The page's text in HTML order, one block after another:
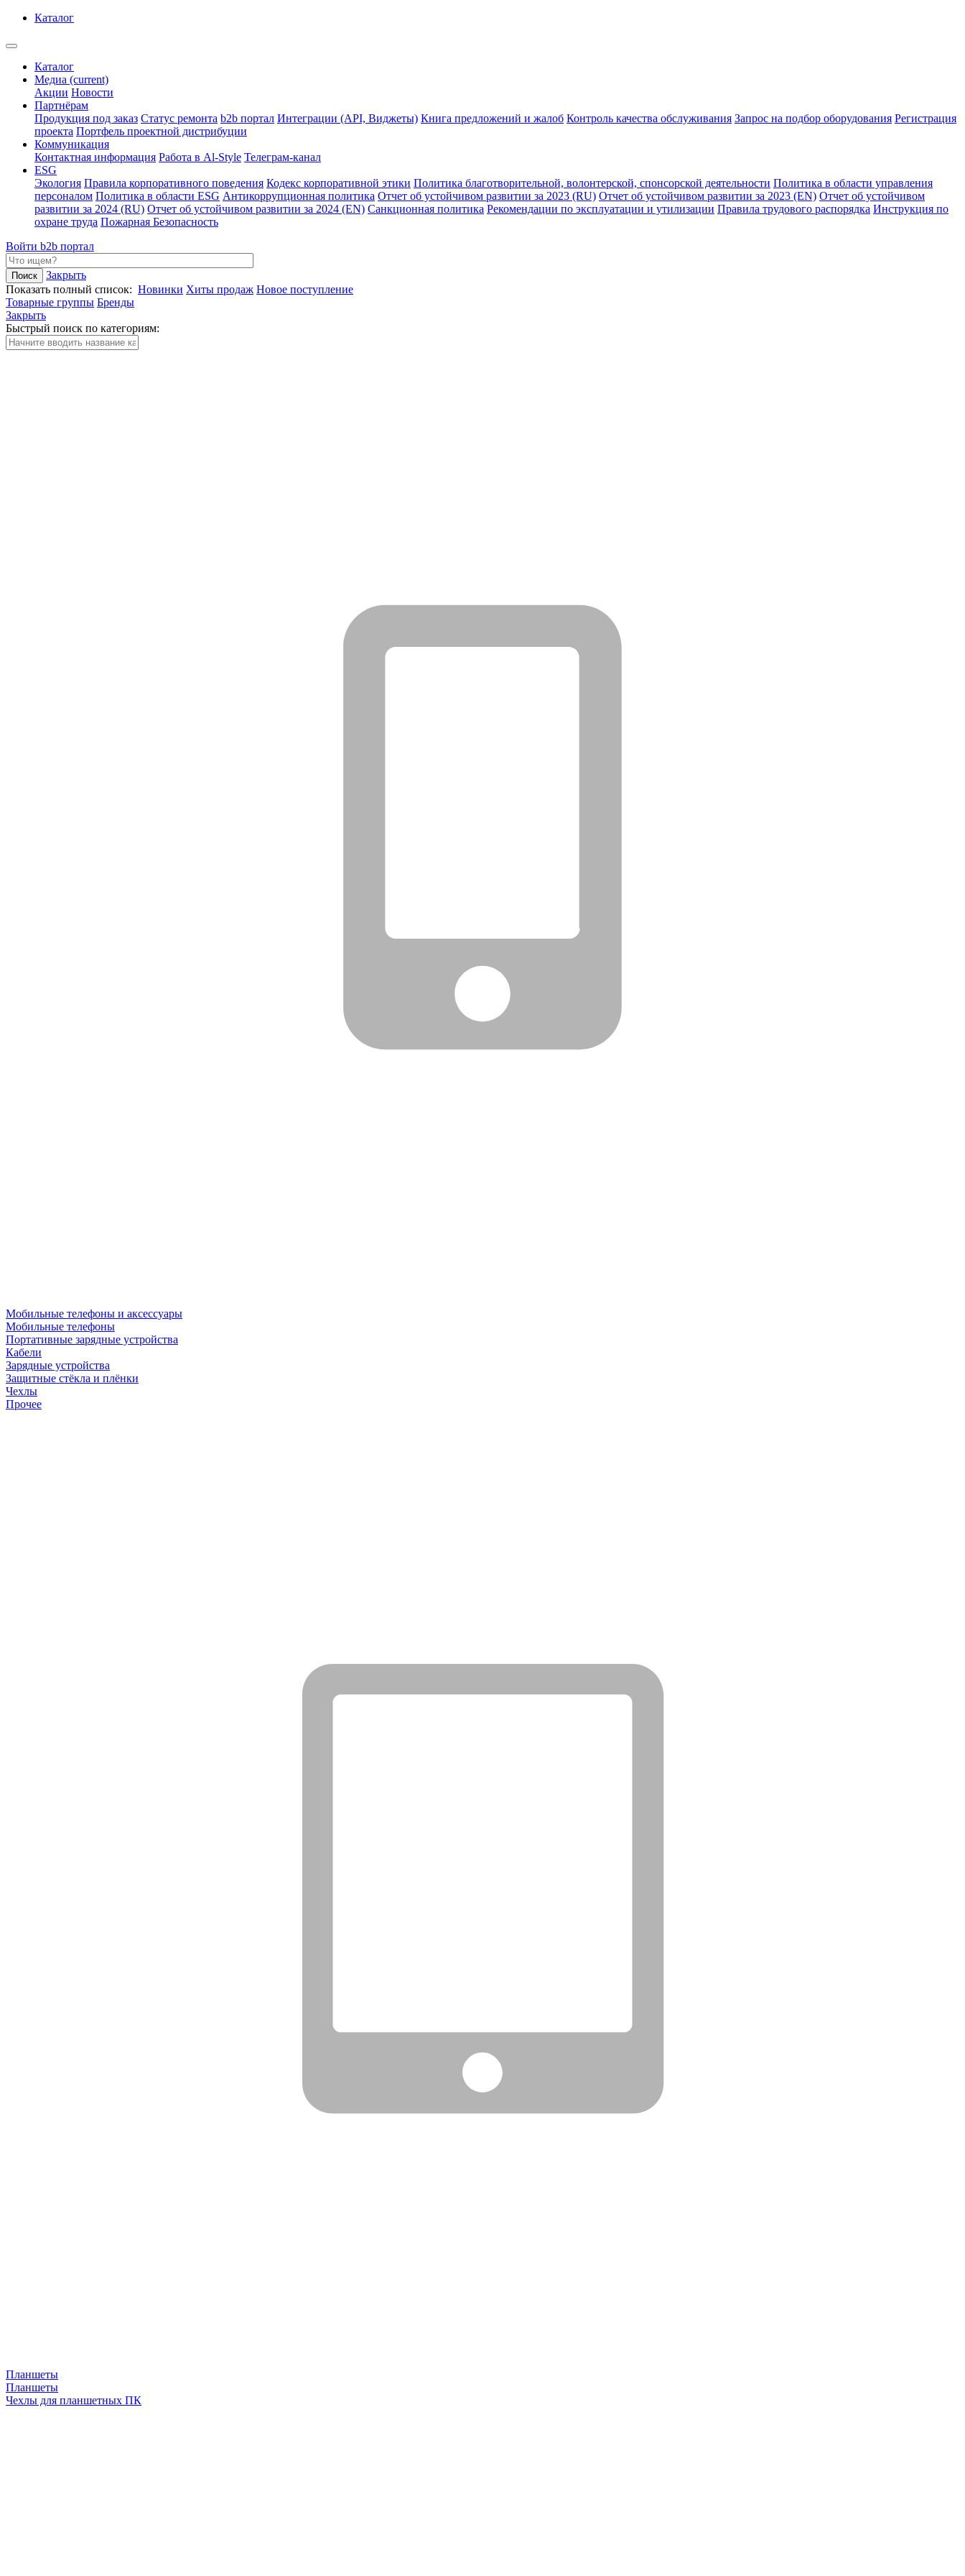
Каталог
Каталог
Медиа (current)
Акции Новости
Партнёрам
Продукция под заказ Статус ремонта b2b портал Интеграции (API, Виджеты) Книга предложений и жалоб Контроль качества обслуживания Запрос на подбор оборудования Регистрация
проекта Портфель проектной дистрибуции
Коммуникация
Контактная информация Работа в Al-Style Телеграм-канал
ESG
Экология Правила корпоративного поведения Кодекс корпоративной этики Политика благотворительной, волонтерской, спонсорской деятельности Политика в области управления
персоналом Политика в области ESG Антикоррупционная политика Отчет об устойчивом развитии за 2023 (RU) Отчет об устойчивом развитии за 2023 (EN) Отчет об устойчивом
развитии за 2024 (RU) Отчет об устойчивом развитии за 2024 (EN) Санкционная политика Рекомендации по эксплуатации и утилизации Правила трудового распорядка Инструкция по
охране труда Пожарная Безопасность
Войти b2b портал
Закрыть
Показать полный список: Новинки Хиты продаж Новое поступление
Товарные группы Бренды
Закрыть
Быстрый поиск по категориям:
Мобильные телефоны и аксессуары
Мобильные телефоны
Портативные зарядные устройства
Кабели
Зарядные устройства
Защитные стёкла и плёнки
Чехлы
Прочее
Планшеты
Планшеты
Чехлы для планшетных ПК